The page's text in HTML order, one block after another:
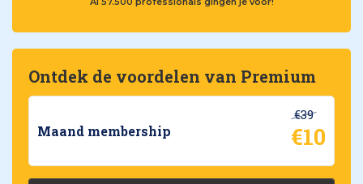
Ontdek de voordelen van Premium
Maand membership
€39
€10